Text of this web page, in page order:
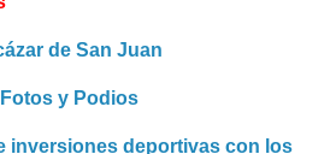
de San Juan
y Podios
inversiones deportivas con los